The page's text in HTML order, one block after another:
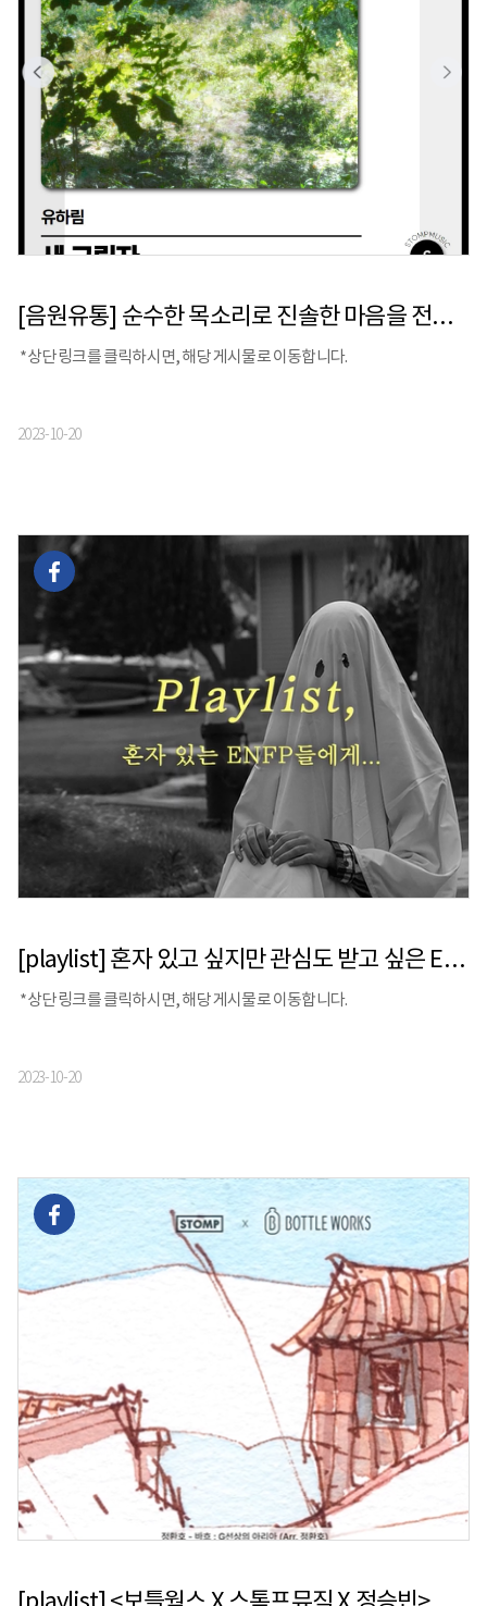
[음원유통] 순수한 목소리로 진솔한 마음을 전하는 싱어송라이터 유하림의 싱글 앨범 [새 그림자] 발매되었습니다!
*상단 링크를 클릭하시면, 해당 게시물로 이동합니다.
2023-10-20
[playlist] 혼자 있고 싶지만 관심도 받고 싶은 ENFP를 위한 음악 모음
*상단 링크를 클릭하시면, 해당 게시물로 이동합니다.
2023-10-20